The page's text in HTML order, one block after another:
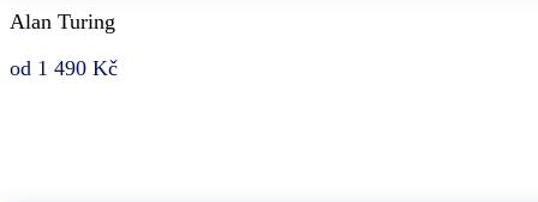
Alan Turing
od 1 490 Kč